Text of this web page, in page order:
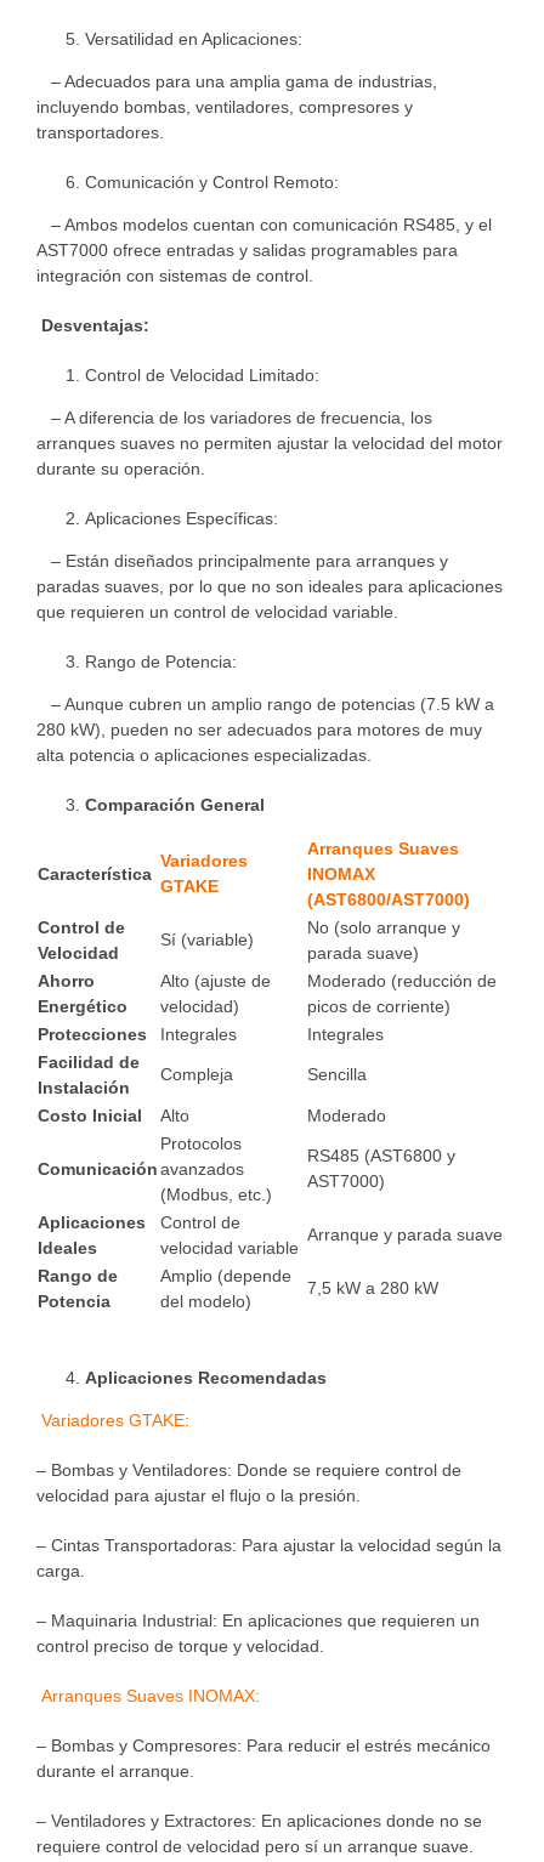
Versatilidad en Aplicaciones:
– Adecuados para una amplia gama de industrias,
incluyendo bombas, ventiladores, compresores y
transportadores.
Comunicación y Control Remoto:
– Ambos modelos cuentan con comunicación RS485, y el
AST7000 ofrece entradas y salidas programables para
integración con sistemas de control.
Desventajas:
Control de Velocidad Limitado:
– A diferencia de los variadores de frecuencia, los
arranques suaves no permiten ajustar la velocidad del motor
durante su operación.
Aplicaciones Específicas:
– Están diseñados principalmente para arranques y
paradas suaves, por lo que no son ideales para aplicaciones
que requieren un control de velocidad variable.
Rango de Potencia:
– Aunque cubren un amplio rango de potencias (7.5 kW a
280 kW), pueden no ser adecuados para motores de muy
alta potencia o aplicaciones especializadas.
Comparación General
Característica
Variadores
GTAKE
Arranques Suaves
INOMAX
(AST6800/AST7000)
Control de
Velocidad
Sí (variable)
No (solo arranque y
parada suave)
Ahorro
Energético
Alto (ajuste de
velocidad)
Moderado (reducción de
picos de corriente)
Protecciones
Integrales
Integrales
Facilidad de
Instalación
Compleja Sencilla
Costo Inicial Alto Moderado
Comunicación
Protocolos
avanzados
(Modbus, etc.)
RS485 (AST6800 y
AST7000)
Aplicaciones
Ideales
Control de
velocidad variable
Arranque y parada suave
Rango de
Potencia
Amplio (depende
del modelo)
7,5 kW a 280 kW
Aplicaciones Recomendadas
Variadores GTAKE:
– Bombas y Ventiladores: Donde se requiere control de
velocidad para ajustar el flujo o la presión.
– Cintas Transportadoras: Para ajustar la velocidad según la
carga.
– Maquinaria Industrial: En aplicaciones que requieren un
control preciso de torque y velocidad.
Arranques Suaves INOMAX:
– Bombas y Compresores: Para reducir el estrés mecánico
durante el arranque.
– Ventiladores y Extractores: En aplicaciones donde no se
requiere control de velocidad pero sí un arranque suave.